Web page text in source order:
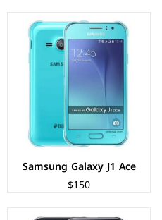
Samsung Galaxy J1 Ace
$150
الشاشة:Super AMOLED بحجم 4.7 بوصة بدقة 540px
المعالج:
الكاميرات:خلفية 5 م.ب / امامية 2 م.ب
الذاكرة+الرام:
نظام التشغيل:
البطارية:2000 ملي امبير
عرض المواصفات ←